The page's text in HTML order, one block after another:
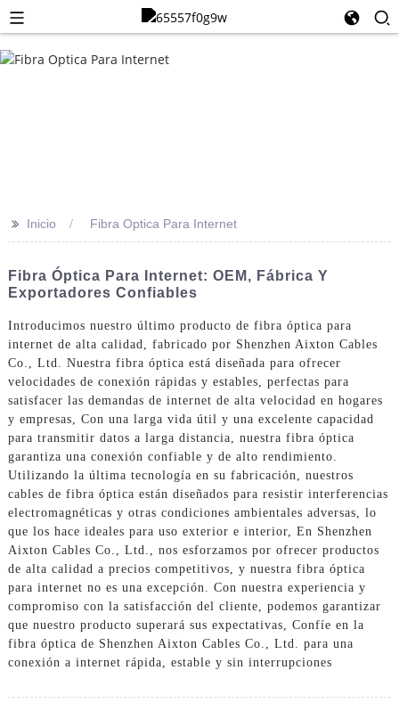
>> Inicio Fibra Optica Para Internet
Fibra Óptica Para Internet: OEM, Fábrica Y
Exportadores Confiables
Introducimos nuestro último producto de fibra óptica para
internet de alta calidad, fabricado por Shenzhen Aixton Cables
Co., Ltd. Nuestra fibra óptica está diseñada para ofrecer
velocidades de conexión rápidas y estables, perfectas para
satisfacer las demandas de internet de alta velocidad en hogares
y empresas, Con una larga vida útil y una excelente capacidad
para transmitir datos a larga distancia, nuestra fibra óptica
garantiza una conexión confiable y de alto rendimiento.
Utilizando la última tecnología en su fabricación, nuestros
cables de fibra óptica están diseñados para resistir interferencias
electromagnéticas y otras condiciones ambientales adversas, lo
que los hace ideales para uso exterior e interior, En Shenzhen
Aixton Cables Co., Ltd., nos esforzamos por ofrecer productos
de alta calidad a precios competitivos, y nuestra fibra óptica
para internet no es una excepción. Con nuestra experiencia y
compromiso con la satisfacción del cliente, podemos garantizar
que nuestro producto superará sus expectativas, Confíe en la
fibra óptica de Shenzhen Aixton Cables Co., Ltd. para una
conexión a internet rápida, estable y sin interrupciones